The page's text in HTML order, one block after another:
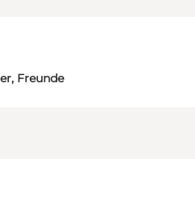
Freunde